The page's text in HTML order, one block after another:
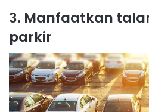
3. Manfaatkan
parkir